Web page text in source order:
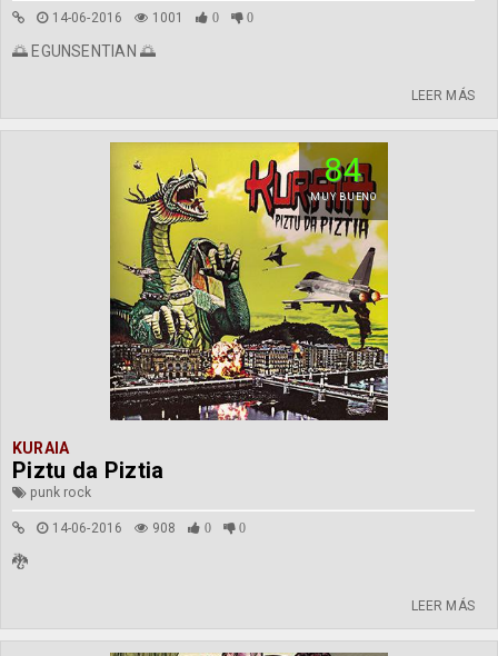
14-06-2016 1001 0 0
🌅 EGUNSENTIAN 🌅
LEER MÁS
84
MUY BUENO
KURAIA
Piztu da Piztia
punk rock
14-06-2016 908 0 0
🐉
LEER MÁS